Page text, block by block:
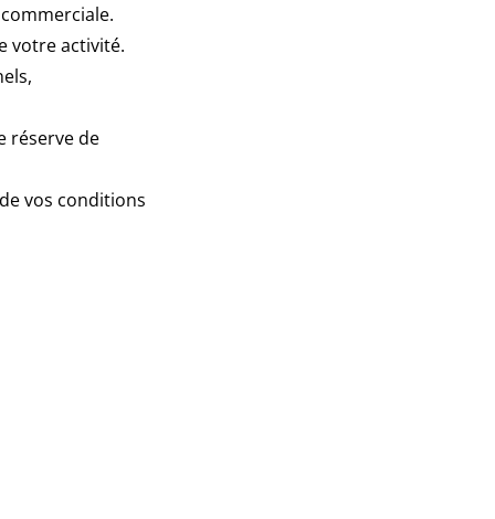
votre activité.
réserve de
vos conditions